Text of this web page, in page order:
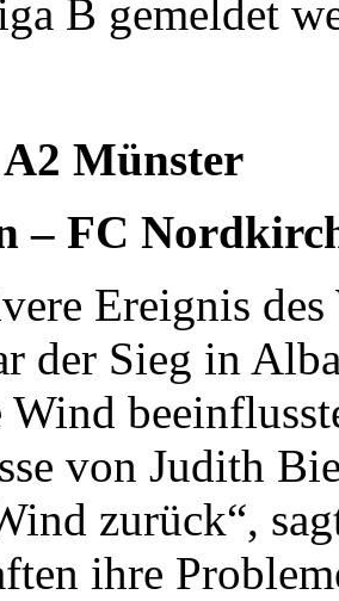
B gemeldet
Münster
– FC
Ereignis
der Sieg in
von Judith
zurück“,
ihre